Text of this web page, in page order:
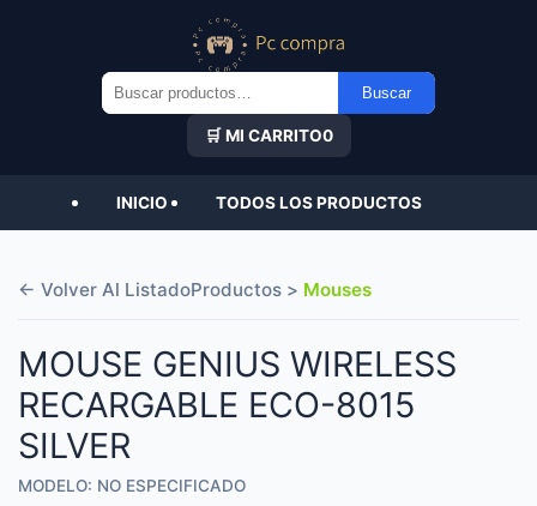
Buscar
por:
Buscar
🛒 MI CARRITO0
INICIO TODOS LOS PRODUCTOS
← Volver Al ListadoProductos > Mouses
MOUSE GENIUS WIRELESS
RECARGABLE ECO-8015
SILVER
MODELO: NO ESPECIFICADO